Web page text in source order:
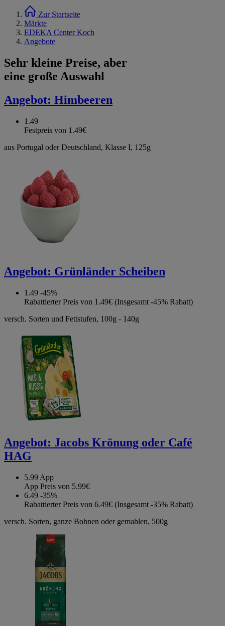
Zur Startseite
Märkte
EDEKA Center Koch
Angebote
Sehr kleine Preise, aber
eine große Auswahl
Angebot: Himbeeren
1.49
Festpreis von 1.49€
aus Portugal oder Deutschland, Klasse I, 125g
Angebot: Grünländer Scheiben
1.49 -45%
Rabattierter Preis von 1.49€ (Insgesamt -45% Rabatt)
versch. Sorten und Fettstufen, 100g - 140g
Angebot: Jacobs Krönung oder Café
HAG
5.99 App
App Preis von 5.99€
6.49 -35%
Rabattierter Preis von 6.49€ (Insgesamt -35% Rabatt)
versch. Sorten, ganze Bohnen oder gemahlen, 500g